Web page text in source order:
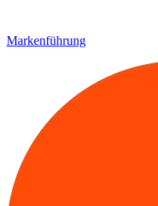
Marken­führung